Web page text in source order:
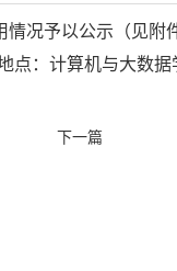
况予以公示（见附
点：计算机与大数据
下一篇